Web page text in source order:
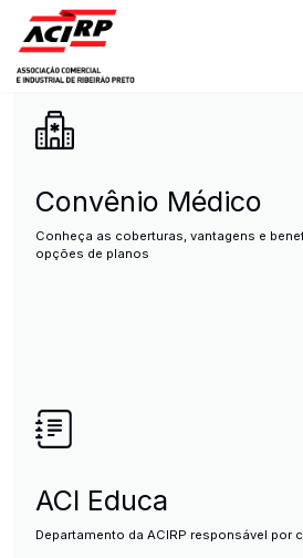
Pular para o conteúdo principal
ACIRP -
Convênio Médico
Conheça as coberturas, vantagens e
opções de planos
ACI Educa
Departamento da ACIRP responsável por